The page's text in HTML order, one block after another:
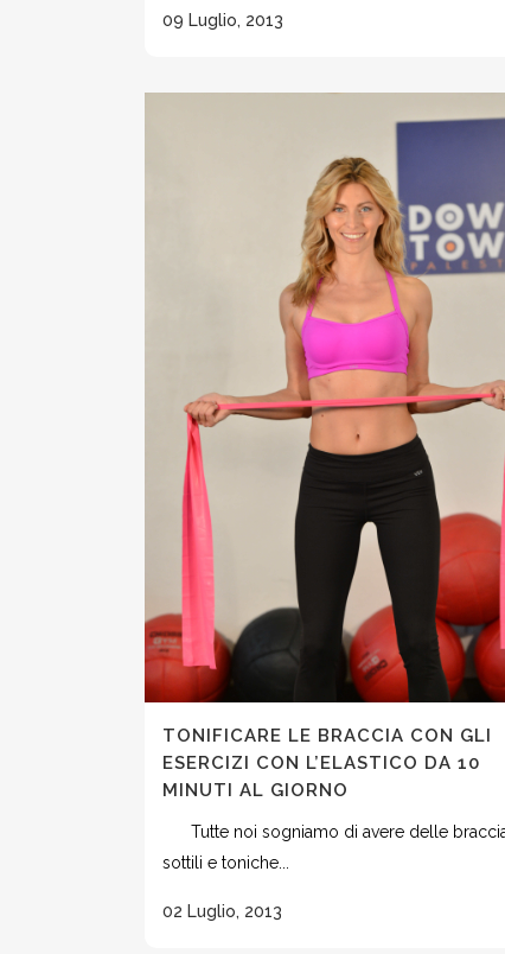
09 Luglio, 2013
TONIFICARE LE BRACCIA CON GLI
ESERCIZI CON L’ELASTICO DA 10
MINUTI AL GIORNO
Tutte noi sogniamo di avere delle
sottili e toniche...
02 Luglio, 2013